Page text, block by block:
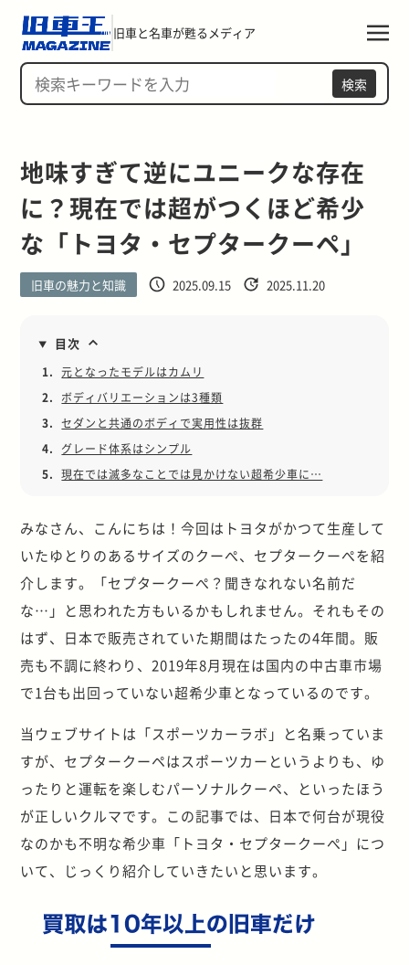
旧車と名車が甦るメディア
検索
地味すぎて逆にユニークな存在
に？現在では超がつくほど希少
な「トヨタ・セプタークーペ」
旧車の魅力と知識 2025.09.15 2025.11.20
目次
1.
元となったモデルはカムリ
2.
ボディバリエーションは3種類
3.
セダンと共通のボディで実用性は抜群
4.
グレード体系はシンプル
5.
現在では滅多なことでは見かけない超希少車に…
みなさん、こんにちは！今回はトヨタがかつて生産して
いたゆとりのあるサイズのクーぺ、セプタークーぺを紹
介します。「セプタークーぺ？聞きなれない名前だ
な…」と思われた方もいるかもしれません。それもその
はず、日本で販売されていた期間はたったの4年間。販
売も不調に終わり、2019年8月現在は国内の中古車市場
で1台も出回っていない超希少車となっているのです。
当ウェブサイトは「スポーツカーラボ」と名乗っていま
すが、セプタークーペはスポーツカーというよりも、ゆ
ったりと運転を楽しむパーソナルクーペ、といったほう
が正しいクルマです。この記事では、日本で何台が現役
なのかも不明な希少車「トヨタ・セプタークーぺ」につ
いて、じっくり紹介していきたいと思います。